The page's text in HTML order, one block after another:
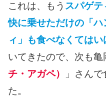
これは、もう スパゲテ
快に乗せただけの「
ィ」も食べなくては
いてきたので、次も亀
チ・アガペ）
」さん
た。